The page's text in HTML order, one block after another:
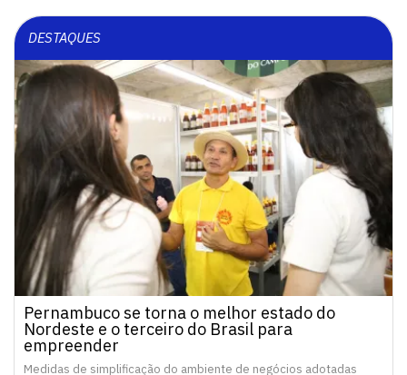
DESTAQUES
Pernambuco se torna o melhor estado do
Nordeste e o terceiro do Brasil para
empreender
Medidas de simplificação do ambiente de negócios adotadas